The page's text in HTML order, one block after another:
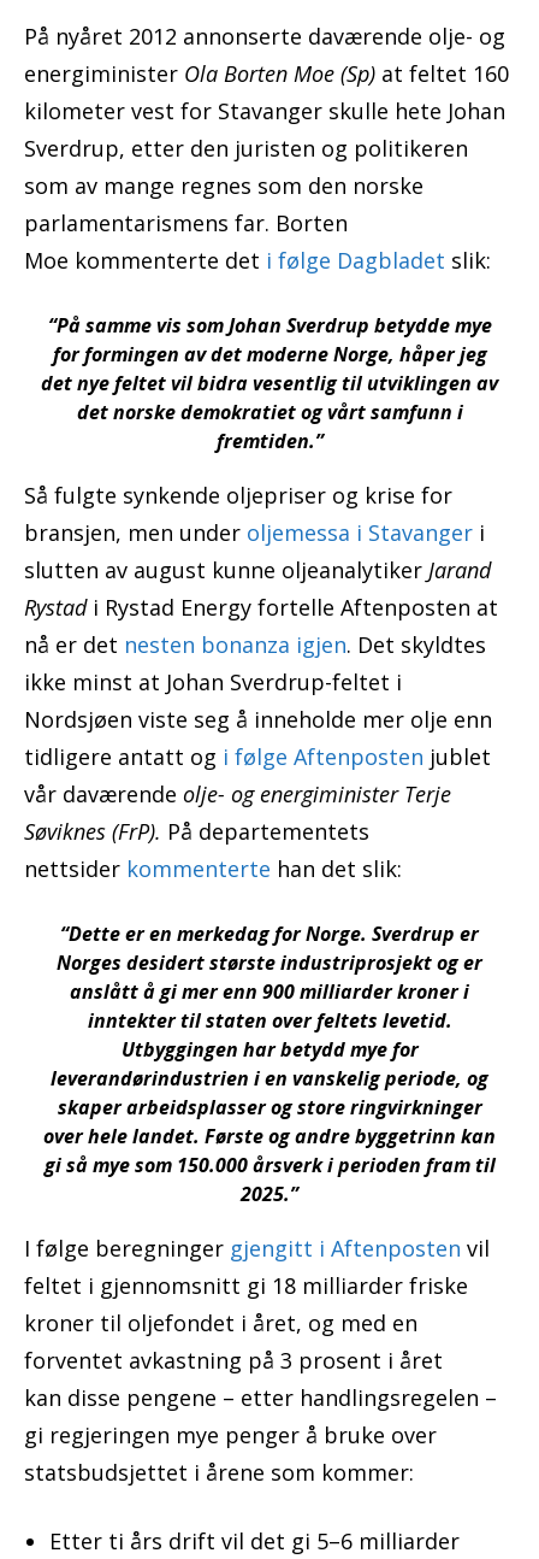
På nyåret 2012 annonserte daværende olje- og
energiminister Ola Borten Moe (Sp) at feltet 160
kilometer vest for Stavanger skulle hete Johan
Sverdrup, etter den juristen og politikeren
som av mange regnes som den norske
parlamentarismens far. Borten
Moe kommenterte det i følge Dagbladet slik:
“På samme vis som Johan Sverdrup betydde mye
for formingen av det moderne Norge, håper jeg
det nye feltet vil bidra vesentlig til utviklingen av
det norske demokratiet og vårt samfunn i
fremtiden.”
Så fulgte synkende oljepriser og krise for
bransjen, men under oljemessa i Stavanger i
slutten av august kunne oljeanalytiker Jarand
Rystadi Rystad Energy fortelle Aftenposten at
nå er det nesten bonanza igjen. Det skyldtes
ikke minst at Johan Sverdrup-feltet i
Nordsjøen viste seg å inneholde mer olje enn
tidligere antatt og i følge Aftenposten jublet
vår daværende olje- og energiminister Terje
Søviknes (FrP). På departementets
nettsider kommenterte han det slik:
“Dette er en merkedag for Norge. Sverdrup er
Norges desidert største industriprosjekt og er
anslått å gi mer enn 900 milliarder kroner i
inntekter til staten over feltets levetid.
Utbyggingen har betydd mye for
leverandørindustrien i en vanskelig periode, og
skaper arbeidsplasser og store ringvirkninger
over hele landet. Første og andre byggetrinn kan
gi så mye som 150.000 årsverk i perioden fram til
2025.”
I følge beregninger gjengitt i Aftenposten vil
feltet i gjennomsnitt gi 18 milliarder friske
kroner til oljefondet i året, og med en
forventet avkastning på 3 prosent i året
kan disse pengene – etter handlingsregelen –
gi regjeringen mye penger å bruke over
statsbudsjettet i årene som kommer:
Etter ti års drift vil det gi 5–6 milliarder